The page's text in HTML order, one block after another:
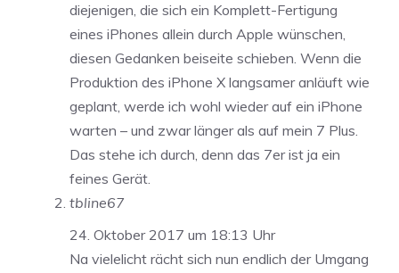
diejenigen, die sich ein Komplett-Fertigung
eines iPhones allein durch Apple wünschen,
diesen Gedanken beiseite schieben. Wenn die
Produktion des iPhone X langsamer anläuft wie
geplant, werde ich wohl wieder auf ein iPhone
warten – und zwar länger als auf mein 7 Plus.
Das stehe ich durch, denn das 7er ist ja ein
feines Gerät.
tbline67
24. Oktober 2017 um 18:13 Uhr
Na vielelicht rächt sich nun endlich der Umgang